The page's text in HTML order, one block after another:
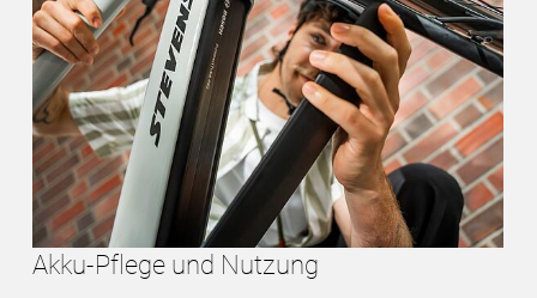
Akku-Pflege und Nutzung